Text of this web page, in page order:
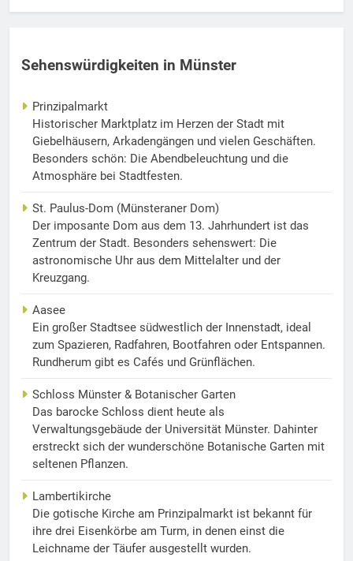
Sehenswürdigkeiten in Münster
Prinzipalmarkt
Historischer Marktplatz im Herzen der Stadt mit
Giebelhäusern, Arkadengängen und vielen Geschäften.
Besonders schön: Die Abendbeleuchtung und die
Atmosphäre bei Stadtfesten.
St. Paulus-Dom (Münsteraner Dom)
Der imposante Dom aus dem 13. Jahrhundert ist das
Zentrum der Stadt. Besonders sehenswert: Die
astronomische Uhr aus dem Mittelalter und der
Kreuzgang.
Aasee
Ein großer Stadtsee südwestlich der Innenstadt, ideal
zum Spazieren, Radfahren, Bootfahren oder Entspannen.
Rundherum gibt es Cafés und Grünflächen.
Schloss Münster & Botanischer Garten
Das barocke Schloss dient heute als
Verwaltungsgebäude der Universität Münster. Dahinter
erstreckt sich der wunderschöne Botanische Garten mit
seltenen Pflanzen.
Lambertikirche
Die gotische Kirche am Prinzipalmarkt ist bekannt für
ihre drei Eisenkörbe am Turm, in denen einst die
Leichname der Täufer ausgestellt wurden.